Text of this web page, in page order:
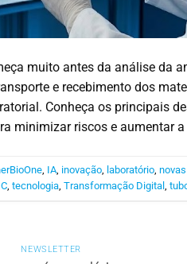
muito antes da análise da
e recebimento dos
Conheça os principais
minimizar riscos e aumentar
IA inovação laboratório ,
,tecnologia ,Transformação Digital ,
NEWSLETTER